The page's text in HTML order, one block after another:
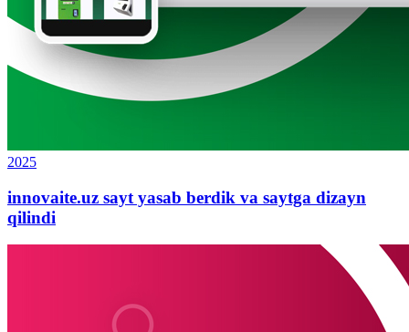
2025
innovaite.uz sayt yasab berdik va saytga dizayn
qilindi